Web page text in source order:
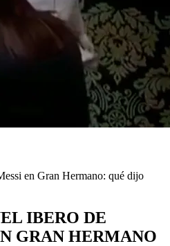
en Gran Hermano: qué dijo
IBERO DE
GRAN HERMANO